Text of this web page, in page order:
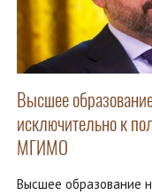
Высшее
исключительно к
МГИМО
Высшее образование